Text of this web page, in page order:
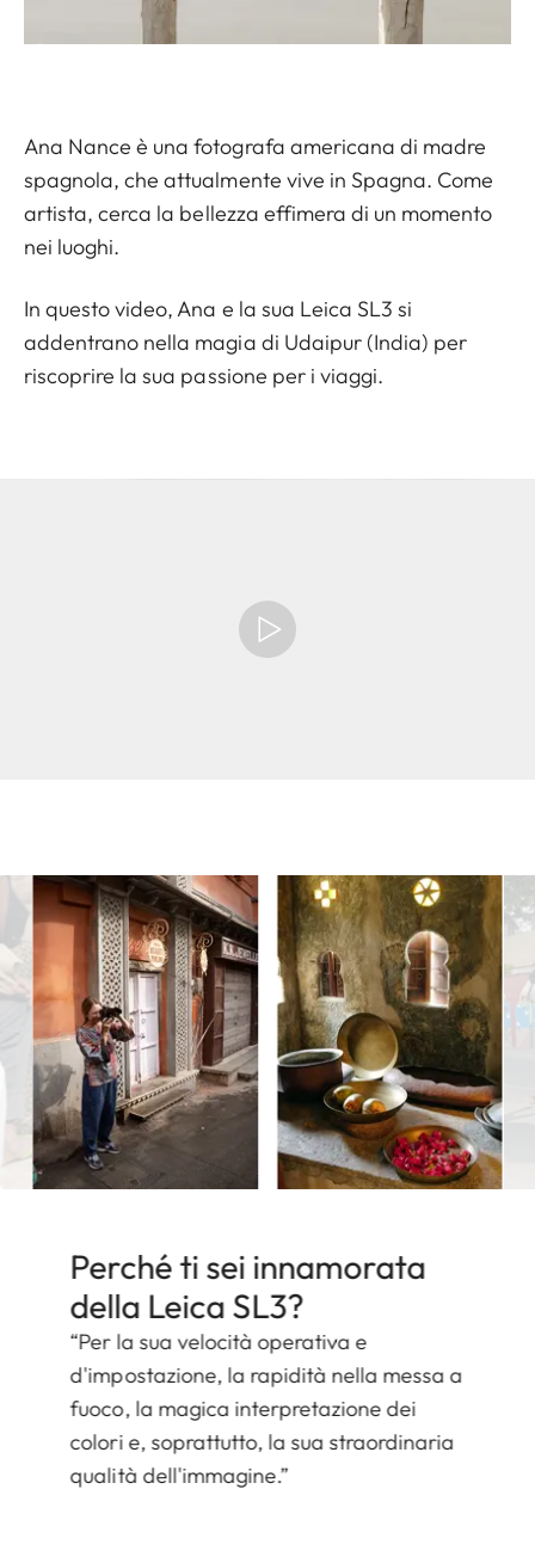
Ana Nance è una fotografa americana di madre
spagnola, che attualmente vive in Spagna. Come
artista, cerca la bellezza effimera di un momento
nei luoghi.
In questo video, Ana e la sua Leica SL3 si
addentrano nella magia di Udaipur (India) per
riscoprire la sua passione per i viaggi.
Perché ti sei innamorata
della Leica SL3?
“Per la sua velocità operativa e
d'impostazione, la rapidità nella messa a
fuoco, la magica interpretazione dei
colori e, soprattutto, la sua straordinaria
qualità dell'immagine.”